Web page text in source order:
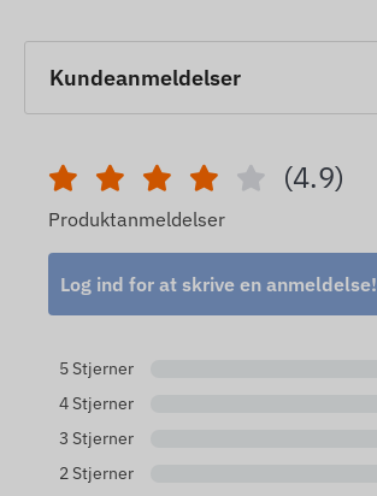
Kundeanmeldelser
(4.9)
Produktanmeldelser
Log ind for at skrive en anmeldelse!
5 Stjerner
4 Stjerner
3 Stjerner
2 Stjerner